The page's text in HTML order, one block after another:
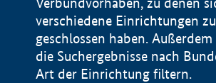
verschiedene Einrichtungen
geschlossen haben.
die Suchergebnisse nach
Art der Einrichtung filtern.